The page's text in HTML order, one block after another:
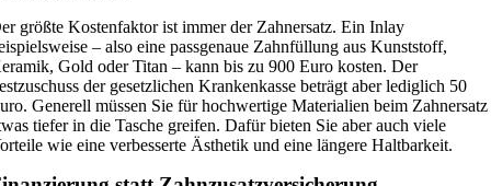
größte Kostenfaktor ist immer der Zahnersatz. Ein Inlay
– also eine passgenaue Zahnfüllung aus Kunststoff,
Gold oder Titan – kann bis zu 900 Euro kosten. Der
der gesetzlichen Krankenkasse beträgt aber lediglich 50
Generell müssen Sie für hochwertige Materialien beim Zahnersatz
tiefer in die Tasche greifen. Dafür bieten Sie aber auch viele
wie eine verbesserte Ästhetik und eine längere Haltbarkeit.